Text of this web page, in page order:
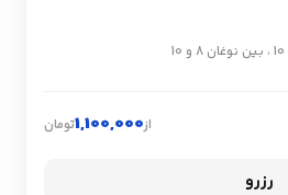
از1,100,000تومان
رزرو